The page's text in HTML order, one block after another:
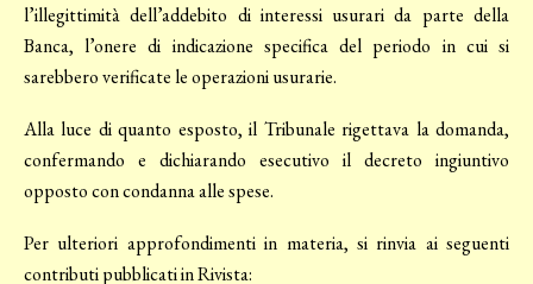
l’illegittimità dell’addebito di interessi usurari da parte della
Banca, l’onere di indicazione specifica del periodo in cui si
sarebbero verificate le operazioni usurarie.
Alla luce di quanto esposto, il Tribunale rigettava la domanda,
confermando e dichiarando esecutivo il decreto ingiuntivo
opposto con condanna alle spese.
Per ulteriori approfondimenti in materia, si rinvia ai seguenti
contributi pubblicati in Rivista: